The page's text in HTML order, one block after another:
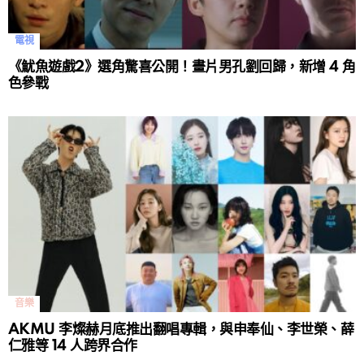
電視
《魷魚遊戲2》選角驚喜公開！畫片男孔劉回歸，新增 4 角
色參戰
音樂
AKMU 李燦赫月底推出翻唱專輯，與申奉仙、李世榮、薛
仁雅等 14 人跨界合作